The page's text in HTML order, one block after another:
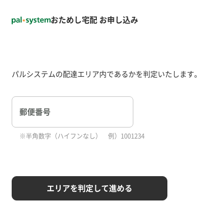
おためし宅配 お申し込み
パルシステムの配達エリア内であるかを判定いたします。
郵便番号
半角数字（ハイフンなし） 例）1001234
エリアを判定して進める